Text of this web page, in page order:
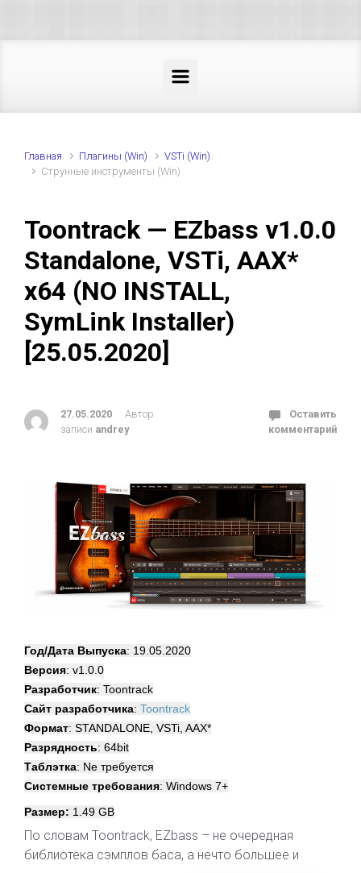
Главная Плагины (Win)
VSTi (Win)
Струнные инструменты (Win)
Toontrack — EZbass v1.0.0
Standalone, VSTi, AAX*
x64 (NO INSTALL,
SymLink Installer)
[25.05.2020]
27.05.2020
Автор
записи andrey
Оставить
комментарий
Год/Дата Выпуска: 19.05.2020
Версия: v1.0.0
Разработчик: Toontrack
Сайт разработчика: Toontrack
Формат: STANDALONE, VSTi, AAX*
Разрядность: 64bit
Таблэтка: Nе требуется
Системные требования: Windows 7+
Размер: 1.49 GB
По словам Toontrack, EZbass – не очередная
библиотека сэмплов баса, а нечто большее и